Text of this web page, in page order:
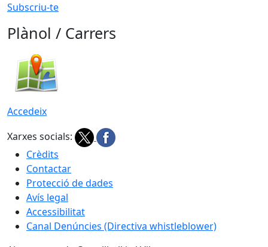
Subscriu-te
Plànol / Carrers
Accedeix
Xarxes socials:
Crèdits
Contactar
Protecció de dades
Avís legal
Accessibilitat
Canal Denúncies (Directiva whistleblower)